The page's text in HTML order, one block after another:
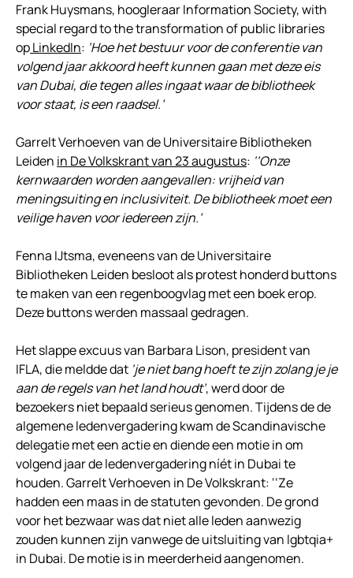
Frank Huysmans, hoogleraar Information Society, with
special regard to the transformation of public libraries
opLinkedIn: ‘Hoe het bestuur voor de conferentie van
volgend jaar akkoord heeft kunnen gaan met deze eis
van Dubai, die tegen alles ingaat waar de bibliotheek
voor staat, is een raadsel.’
Garrelt Verhoeven van de Universitaire Bibliotheken
Leiden in De Volkskrant van 23 augustus: ‘‘Onze
kernwaarden worden aangevallen: vrijheid van
meningsuiting en inclusiviteit. De bibliotheek moet een
veilige haven voor iedereen zijn.’
Fenna IJtsma, eveneens van de Universitaire
Bibliotheken Leiden besloot als protest honderd buttons
te maken van een regenboogvlag met een boek erop.
Deze buttons werden massaal gedragen.
Het slappe excuus van Barbara Lison, president van
IFLA, die meldde dat ‘je niet bang hoeft te zijn zolang je je
aan de regels van het land houdt’, werd door de
bezoekers niet bepaald serieus genomen. Tijdens de de
algemene ledenvergadering kwam de Scandinavische
delegatie met een actie en diende een motie in om
volgend jaar de ledenvergadering níét in Dubai te
houden. Garrelt Verhoeven in De Volkskrant: ‘‘Ze
hadden een maas in de statuten gevonden. De grond
voor het bezwaar was dat niet alle leden aanwezig
zouden kunnen zijn vanwege de uitsluiting van lgbtqia+
in Dubai. De motie is in meerderheid aangenomen.